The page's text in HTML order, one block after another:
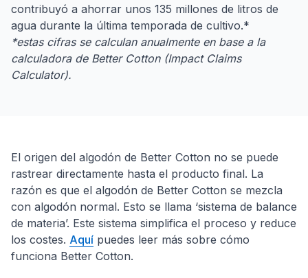
contribuyó a ahorrar unos 135 millones de litros de
agua durante la última temporada de cultivo.*
*estas cifras se calculan anualmente en base a la
calculadora de Better Cotton (Impact Claims
Calculator).
El origen del algodón de Better Cotton no se puede
rastrear directamente hasta el producto final. La
razón es que el algodón de Better Cotton se mezcla
con algodón normal. Esto se llama ‘sistema de balance
de materia’. Este sistema simplifica el proceso y reduce
los costes. Aquí puedes leer más sobre cómo
funciona Better Cotton.